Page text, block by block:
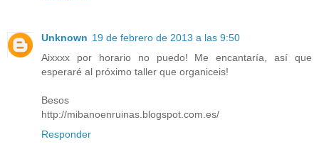
Unknown 19 de febrero de 2013 a las 9:50
Aixxxx por horario no puedo! Me encantaría, así que
esperaré al próximo taller que organiceis!
Besos
http://mibanoenruinas.blogspot.com.es/
Responder